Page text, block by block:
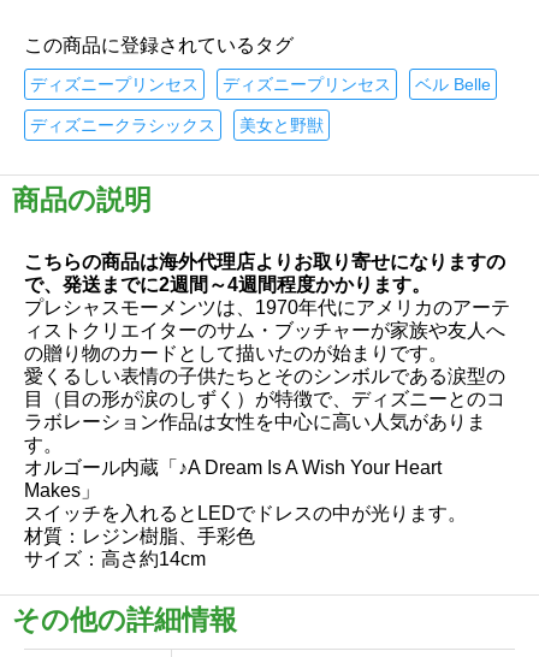
この商品に登録されているタグ
ディズニープリンセス ディズニープリンセス ベル Belle
ディズニークラシックス 美女と野獣
商品の説明
こちらの商品は海外代理店よりお取り寄せになりますの
で、発送までに2週間～4週間程度かかります。
プレシャスモーメンツは、1970年代にアメリカのアーテ
ィストクリエイターのサム・ブッチャーが家族や友人へ
の贈り物のカードとして描いたのが始まりです。
愛くるしい表情の子供たちとそのシンボルである涙型の
目（目の形が涙のしずく）が特徴で、ディズニーとのコ
ラボレーション作品は女性を中心に高い人気がありま
す。
オルゴール内蔵「♪A Dream Is A Wish Your Heart
Makes」
スイッチを入れるとLEDでドレスの中が光ります。
材質：レジン樹脂、手彩色
サイズ：高さ約14cm
その他の詳細情報